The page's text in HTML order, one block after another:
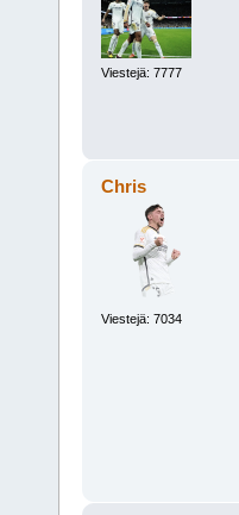
Viestejä: 7777
Chris
Viestejä: 7034